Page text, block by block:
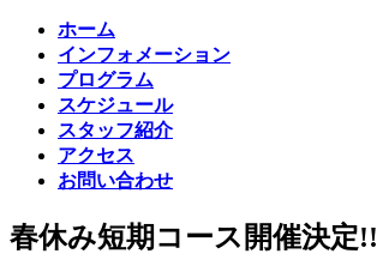
ホーム
インフォメーション
プログラム
スケジュール
スタッフ紹介
アクセス
お問い合わせ
春休み短期コース開催決定!!